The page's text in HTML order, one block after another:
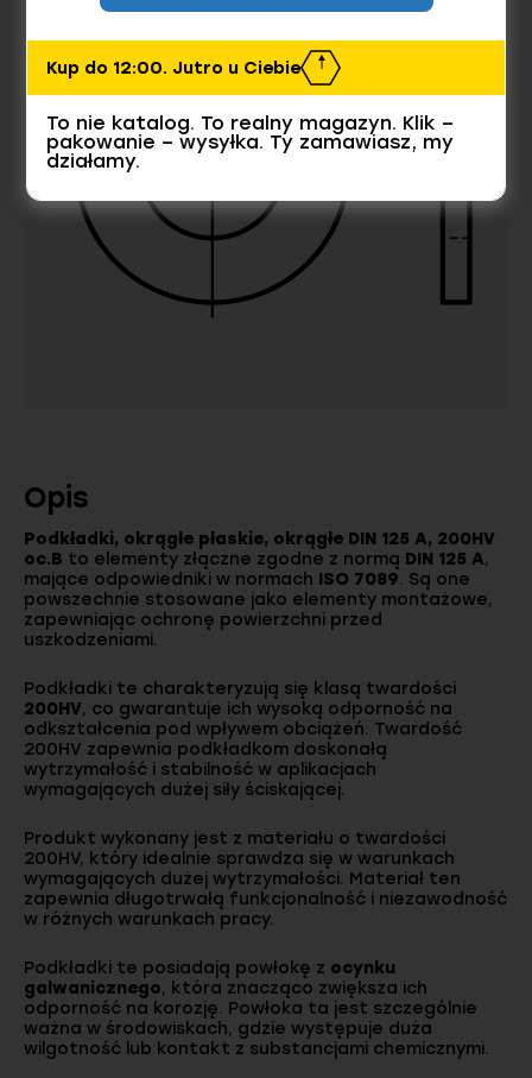
Opis
Podkładki, okrągłe płaskie, okrągłe DIN 125 A, 200HV
oc.B to elementy złączne zgodne z normą DIN 125 A,
mające odpowiedniki w normach ISO 7089. Są one
powszechnie stosowane jako elementy montażowe,
zapewniając ochronę powierzchni przed
uszkodzeniami.
Podkładki te charakteryzują się klasą twardości
200HV, co gwarantuje ich wysoką odporność na
odkształcenia pod wpływem obciążeń. Twardość
200HV zapewnia podkładkom doskonałą
wytrzymałość i stabilność w aplikacjach
wymagających dużej siły ściskającej.
Produkt wykonany jest z materiału o twardości
200HV, który idealnie sprawdza się w warunkach
wymagających dużej wytrzymałości. Materiał ten
zapewnia długotrwałą funkcjonalność i niezawodność
w różnych warunkach pracy.
Podkładki te posiadają powłokę z ocynku
galwanicznego, która znacząco zwiększa ich
odporność na korozję. Powłoka ta jest szczególnie
ważna w środowiskach, gdzie występuje duża
wilgotność lub kontakt z substancjami chemicznymi.
Kup do 12:00. Jutro u Ciebie
To nie katalog. To realny magazyn. Klik –
pakowanie – wysyłka. Ty zamawiasz, my
działamy.